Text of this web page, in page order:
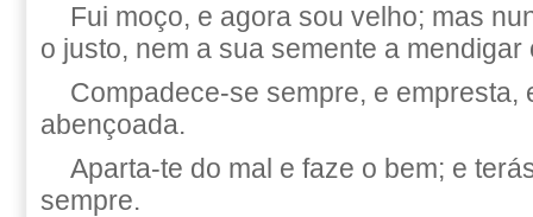
Fui moço, e agora sou velho; mas
o justo, nem a sua semente a mendigar
Compadece-se sempre, e empresta,
abençoada.
Aparta-te do mal e faze o bem; e
sempre.